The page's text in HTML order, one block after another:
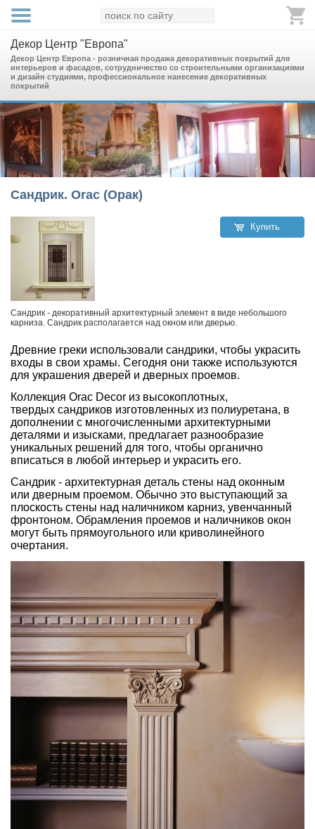
Декор Центр "Европа"
Декор Центр Европа - розничная продажа декоративных покрытий для
интерьеров и фасадов, сотрудничество со строительными организациями
и дизайн студиями, профессиональное нанесение декоративных
покрытий
Сандрик. Orac (Орак)
Купить
Сандрик - декоративный архитектурный элемент в виде небольшого
карниза. Сандрик располагается над окном или дверью.
Древние греки использовали сандрики, чтобы украсить
входы в свои храмы. Сегодня они также используются
для украшения дверей и дверных проемов.
Коллекция Orac Decor из высокоплотных,
твердых сандриков изготовленных из полиуретана, в
дополнении с многочисленными архитектурными
деталями и изысками, предлагает разнообразие
уникальных решений для того, чтобы органично
вписаться в любой интерьер и украсить его.
Сандрик - архитектурная деталь стены над оконным
или дверным проемом. Обычно это выступающий за
плоскость стены над наличником карниз, увенчанный
фронтоном. Обрамления проемов и наличников окон
могут быть прямоугольного или криволинейного
очертания.